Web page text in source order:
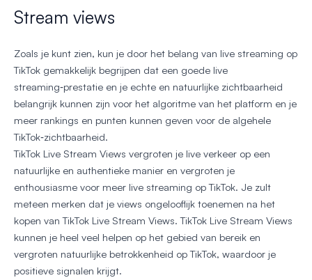
Stream views
Zoals je kunt zien, kun je door het belang van live streaming op
TikTok gemakkelijk begrijpen dat een goede live
streaming‑prestatie en je echte en natuurlijke zichtbaarheid
belangrijk kunnen zijn voor het algoritme van het platform en je
meer rankings en punten kunnen geven voor de algehele
TikTok‑zichtbaarheid.
TikTok Live Stream Views vergroten je live verkeer op een
natuurlijke en authentieke manier en vergroten je
enthousiasme voor meer live streaming op TikTok. Je zult
meteen merken dat je views ongelooflijk toenemen na het
kopen van TikTok Live Stream Views. TikTok Live Stream Views
kunnen je heel veel helpen op het gebied van bereik en
vergroten natuurlijke betrokkenheid op TikTok, waardoor je
positieve signalen krijgt.